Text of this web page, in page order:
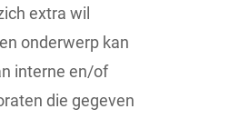
extra wil
onderwerp kan
interne en/of
die gegeven